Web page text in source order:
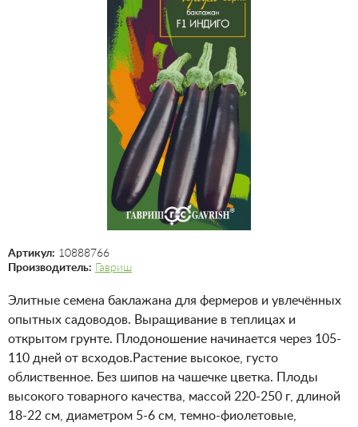
Артикул: 10888766
Производитель: Гавриш
Элитные семена баклажана для фермеров и увлечённых
опытных садоводов. Выращивание в теплицах и
открытом грунте. Плодоношение начинается через 105-
110 дней от всходов.Растение высокое, густо
облиственное. Без шипов на чашечке цветка. Плоды
высокого товарного качества, массой 220-250 г, длиной
18-22 см, диаметром 5-6 см, темно-фиолетовые,